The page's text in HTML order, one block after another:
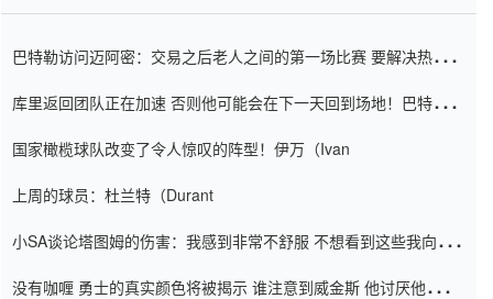
巴特勒访问迈阿密：交易之后老人之间的第一场比赛 要解决热情的
库里返回团队正在加速 否则他可能会在下一天回到场地！巴特勒迈
国家橄榄球队改变了令人惊叹的阵型！伊万（Ivan
上周的球员：杜兰特（Durant
小SA谈论塔图姆的伤害：我感到非常不舒服 不想看到这些我向他
没有咖喱 勇士的真实颜色将被揭示 谁注意到威金斯 他讨厌他的老